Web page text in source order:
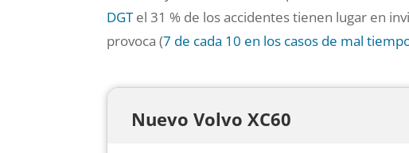
DGTel 31 % de los accidentes tienen lugar en
provoca (7 de cada 10 en los casos de mal
Nuevo Volvo XC60